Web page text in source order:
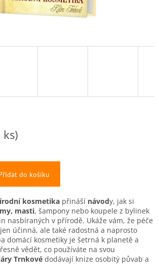
ks)
do košíku
kosmetika přináší návody, jak si
masti, šampony nebo koupele z bylinek
nasbíraných v přírodě. Ukáže vám, že péče
účinná, ale také radostná a naprosto
domácí kosmetiky je šetrná k planetě a
vědět, co používáte na svou
Trnkové dodávají knize osobitý půvab a